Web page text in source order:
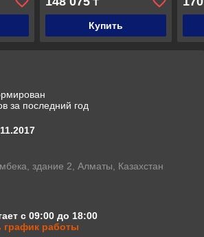
Купить
за последний год
здание 2, Алматы, Казахстан
с 09:00 до 18:00
график работы